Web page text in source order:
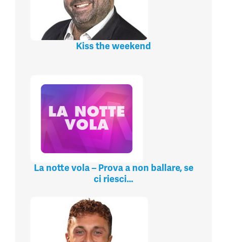
Kiss the weekend
La notte vola – Prova a non ballare, se
ci riesci…